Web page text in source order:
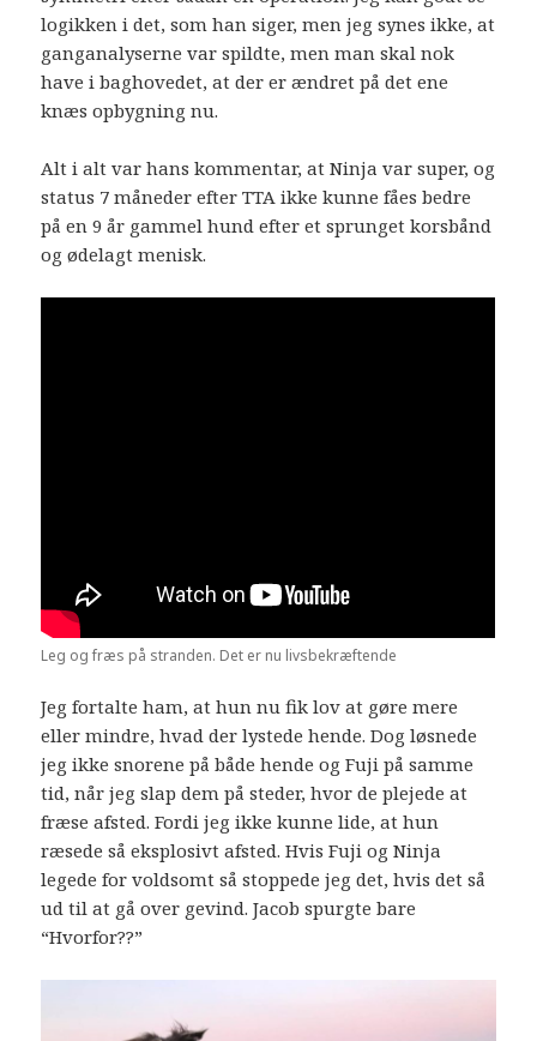
logikken i det, som han siger, men jeg synes ikke, at
ganganalyserne var spildte, men man skal nok
have i baghovedet, at der er ændret på det ene
knæs opbygning nu.
Alt i alt var hans kommentar, at Ninja var super, og
status 7 måneder efter TTA ikke kunne fåes bedre
på en 9 år gammel hund efter et sprunget korsbånd
og ødelagt menisk.
Leg og fræs på stranden. Det er nu livsbekræftende
Jeg fortalte ham, at hun nu fik lov at gøre mere
eller mindre, hvad der lystede hende. Dog løsnede
jeg ikke snorene på både hende og Fuji på samme
tid, når jeg slap dem på steder, hvor de plejede at
fræse afsted. Fordi jeg ikke kunne lide, at hun
ræsede så eksplosivt afsted. Hvis Fuji og Ninja
legede for voldsomt så stoppede jeg det, hvis det så
ud til at gå over gevind. Jacob spurgte bare
“Hvorfor??”